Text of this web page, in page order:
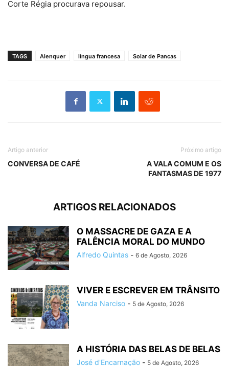
Corte Régia procurava repousar.
TAGS Alenquer língua francesa Solar de Pancas
Artigo anterior
CONVERSA DE CAFÉ
Próximo artigo
A VALA COMUM E OS
FANTASMAS DE 1977
ARTIGOS RELACIONADOS
O MASSACRE DE GAZA E A
FALÊNCIA MORAL DO MUNDO
Alfredo Quintas - 6 de Agosto, 2026
VIVER E ESCREVER EM TRÂNSITO
Vanda Narciso - 5 de Agosto, 2026
A HISTÓRIA DAS BELAS DE BELAS
José d'Encarnação - 5 de Agosto, 2026